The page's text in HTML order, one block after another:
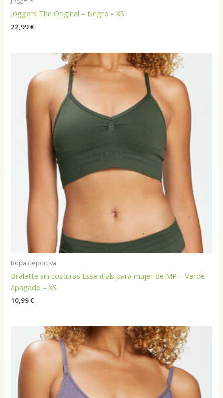
Joggers The Original – Negro – XS
22,99€
Ropa deportiva
Bralette sin costuras Essentials para mujer de MP – Verde
apagado – XS
10,99€